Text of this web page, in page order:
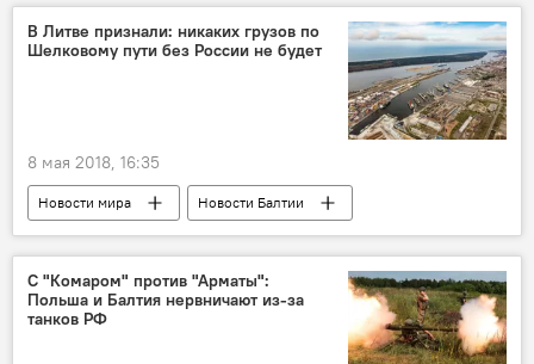
Что у ЦГЯ на языке
Центр госязыка
В Литве признали: никаких грузов по
Шелковому пути без России не будет
8 мая 2018, 16:35
Новости мира
Новости Балтии
Темы
Литва
Альгирдас Буткявичюс
Клайпедский порт
грузоперевозки
Транзит
грузооборот
С "Комаром" против "Арматы":
Польша и Балтия нервничают из-за
танков РФ